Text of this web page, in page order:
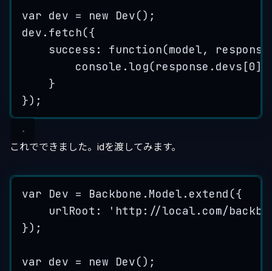
var dev = new Dev();
dev . fetch({
success : function(model , response
console .log(response . devs [0][
}
});
これでできました。idを渡してみます。
var Dev = Backbone . Model . extend ({
urlRoot : ' http://local.com/
});
var dev = new Dev();